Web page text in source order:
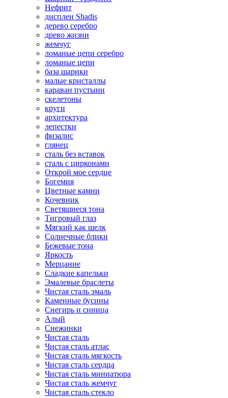
Нефрит
дисплеи Shadis
дерево серебро
древо жизни
жемчуг
ломаные цепи серебро
ломаные цепи
база шарики
малые кристаллы
караван пустыни
скелетоны
круги
архитектура
лепестки
физалис
глянец
сталь без вставок
сталь с цирконами
Открой мое сердце
Богемия
Цветные камни
Кочевник
Светящиеся тона
Тигровый глаз
Мягкий как шелк
Солнечные блики
Бежевые тона
Яркость
Мерцание
Сладкие капельки
Эмалевые браслеты
Чистая сталь эмаль
Каменные бусины
Снегирь и синица
Алый
Снежинки
Чистая сталь
Чистая сталь атлас
Чистая сталь мягкость
Чистая сталь сердца
Чистая сталь миниатюра
Чистая сталь жемчуг
Чистая сталь стекло